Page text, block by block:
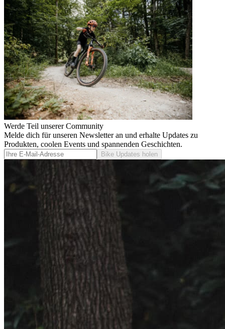
Werde Teil unserer Community
Melde dich für unseren Newsletter an und erhalte Updates zu
Produkten, coolen Events und spannenden Geschichten.
Bike Updates holen